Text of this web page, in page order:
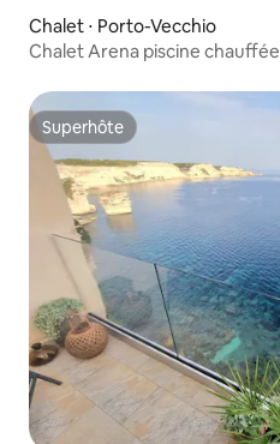
Chalet ⋅ Porto-Vecchio
Chalet Arena piscine chauffée
Superhôte
Superhôte